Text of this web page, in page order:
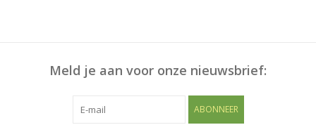
Meld je aan voor onze nieuwsbrief:
ABONNEER